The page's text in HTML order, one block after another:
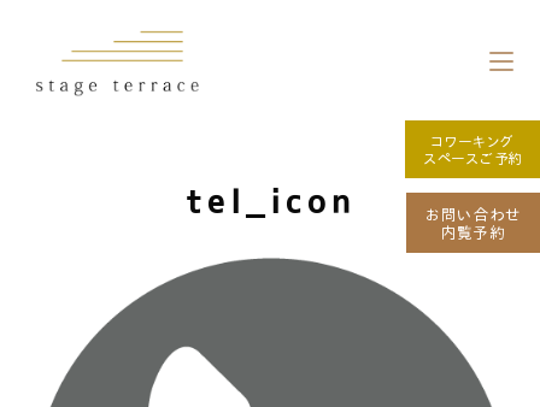
tel_icon
コワーキング
スペースご予約
お問い合わせ
内覧予約